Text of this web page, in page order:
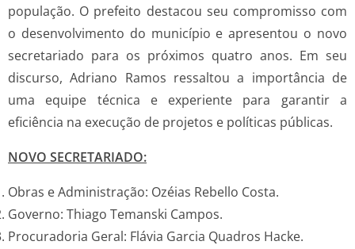
população. O prefeito destacou seu compromisso com
o desenvolvimento do município e apresentou o novo
secretariado para os próximos quatro anos. Em seu
discurso, Adriano Ramos ressaltou a importância de
uma equipe técnica e experiente para garantir a
eficiência na execução de projetos e políticas públicas.
NOVO SECRETARIADO:
Obras e Administração: Ozéias Rebello Costa.
Governo: Thiago Temanski Campos.
Procuradoria Geral: Flávia Garcia Quadros Hacke.